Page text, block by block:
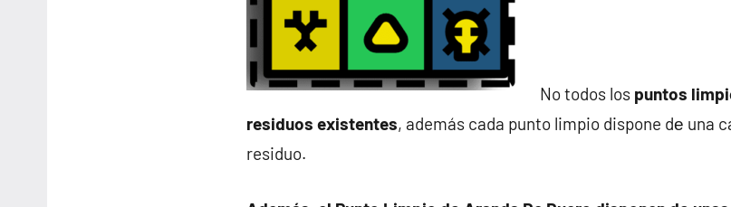
No todos los puntos
residuos existentes, además cada punto limpio dispone dе una
residuo.